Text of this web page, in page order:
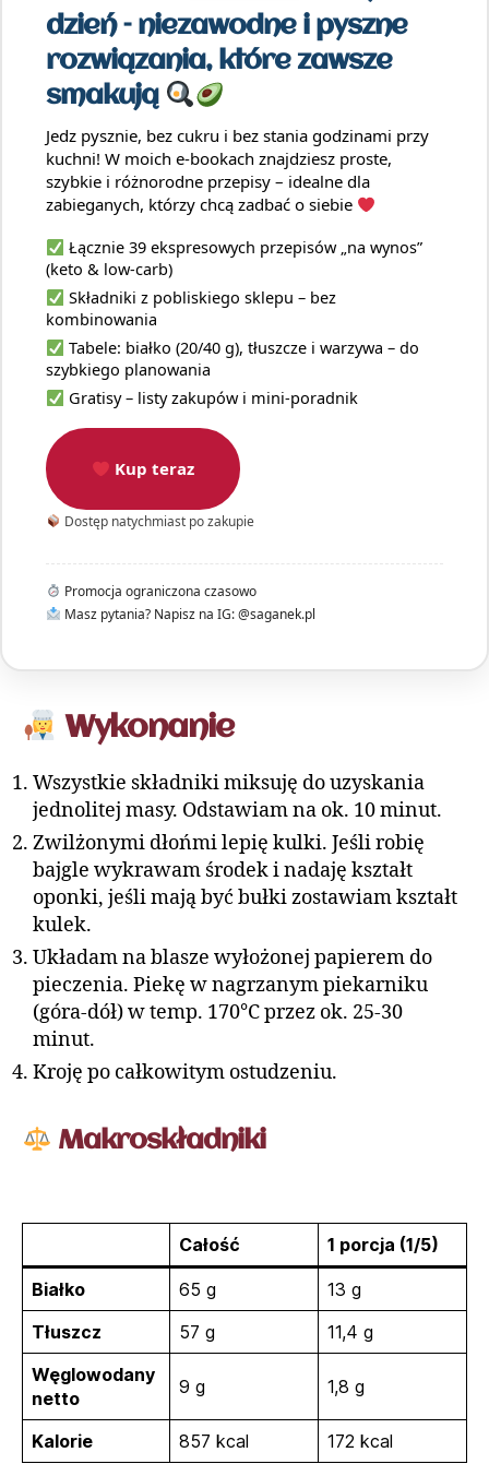
dzień – niezawodne i pyszne
rozwiązania, które zawsze
smakują
Jedz pysznie, bez cukru i bez stania godzinami przy
kuchni! W moich e-bookach znajdziesz proste,
szybkie i różnorodne przepisy – idealne dla
zabieganych, którzy chcą zadbać o siebie
Łącznie 39 ekspresowych przepisów „na wynos”
(keto & low-carb)
Składniki z pobliskiego sklepu – bez
kombinowania
Tabele: białko (20/40 g), tłuszcze i warzywa – do
szybkiego planowania
Gratisy – listy zakupów i mini-poradnik
Kup teraz
Dostęp natychmiast po zakupie
Promocja ograniczona czasowo
Masz pytania? Napisz na IG: @saganek.pl
Wykonanie
Wszystkie składniki miksuję do uzyskania
jednolitej masy. Odstawiam na ok. 10 minut.
Zwilżonymi dłońmi lepię kulki. Jeśli robię
bajgle wykrawam środek i nadaję kształt
oponki, jeśli mają być bułki zostawiam kształt
kulek.
Układam na blasze wyłożonej papierem do
pieczenia. Piekę w nagrzanym piekarniku
(góra-dół) w temp. 170°C przez ok. 25-30
minut.
Kroję po całkowitym ostudzeniu.
Makroskładniki
Całość 1 porcja (1/5)
Białko 65 g
13 g
Tłuszcz
57 g
11,4 g
Węglowodany
netto
9 g 1,8 g
Kalorie 857 kcal 172 kcal